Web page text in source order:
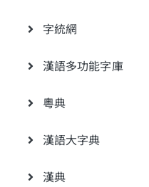
字統網
漢語多功能字庫
粵典
漢語大字典
漢典